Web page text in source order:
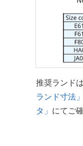
推奨ランドは
ランド寸法」
タ」 にてご